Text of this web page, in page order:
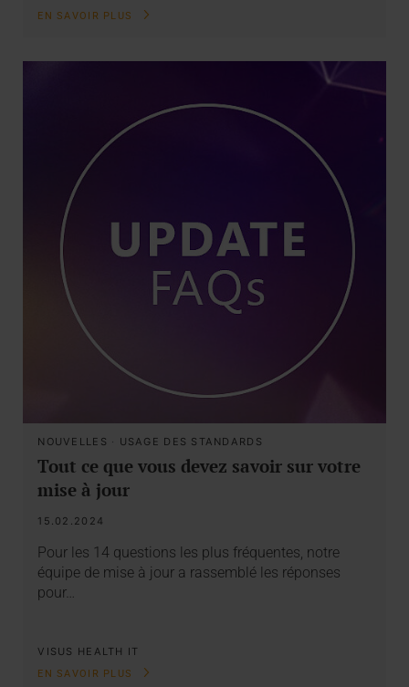
EN SAVOIR PLUS
NOUVELLES · USAGE DES STANDARDS
Tout ce que vous devez savoir sur votre
mise à jour
15.02.2024
Pour les 14 questions les plus fréquentes, notre
équipe de mise à jour a rassemblé les réponses
pour…
VISUS HEALTH IT
EN SAVOIR PLUS